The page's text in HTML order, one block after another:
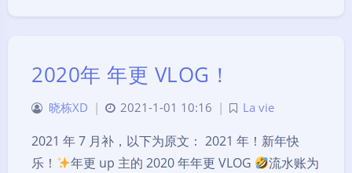
2020年 年更 VLOG！
晓栋XD | 2021-1-01 10:16 | La vie
2021 年 7 月补，以下为原文： 2021 年！新年快
乐！
年更 up 主的 2020 年年更 VLOG
流水账为